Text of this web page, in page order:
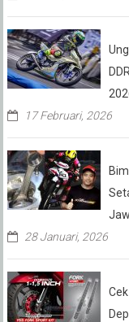
17 Februari, 2026
28 Januari, 2026